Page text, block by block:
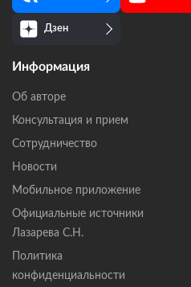
Дзен
Информация
Об авторе
Консультация и прием
Сотрудничество
Новости
Мобильное приложение
Официальные источники
Лазарева С.Н.
Политика
конфиденциальности